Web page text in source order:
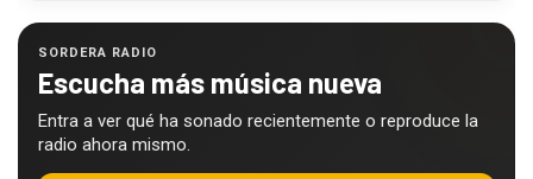
SORDERA RADIO
Escucha más música nueva
Entra a ver qué ha sonado recientemente o reproduce la
radio ahora mismo.